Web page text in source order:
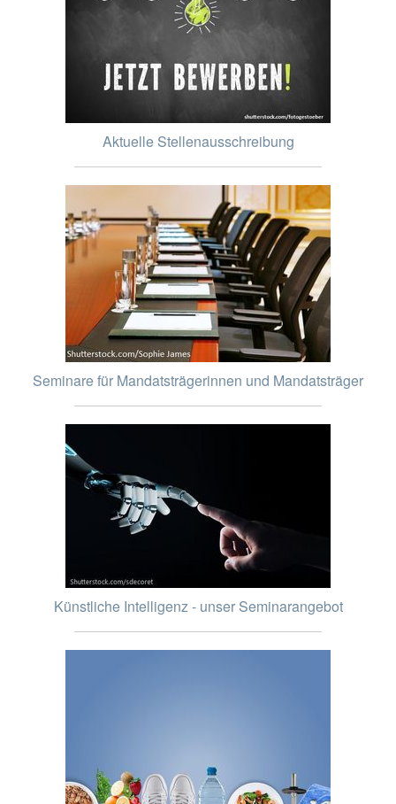
Aktuelle Stellenausschreibung
Seminare für Mandatsträgerinnen und Mandatsträger
Künstliche Intelligenz - unser Seminarangebot